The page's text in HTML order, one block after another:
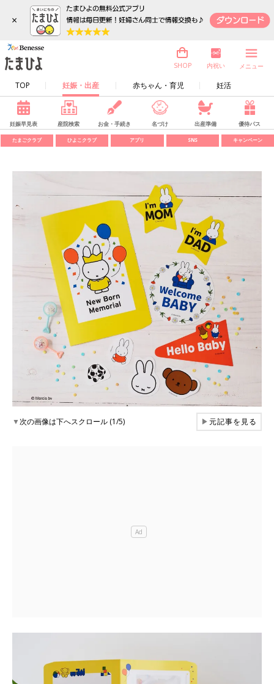
×
TOP 妊娠・出産 赤ちゃん・育児 妊活
SHOP 内祝い メニュー
妊娠早見表 産院検索 お金・手続き 名づけ 出産準備 優待パス
たまごクラブ ひよこクラブ アプリ SNS キャンペーン
▼次の画像は下へスクロール (1/5) ▶元記事を見る